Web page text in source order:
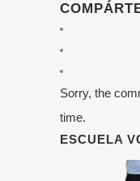
Sorry, the
time.
ESCUELA